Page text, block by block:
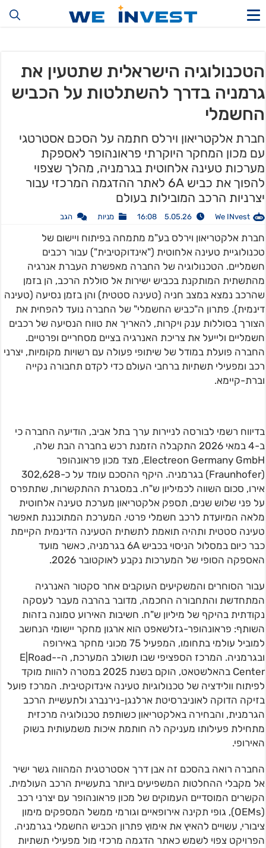
הטכנולוגיה הישראלית שתטעין את
גרמניה בדרך להשתלטות על הכביש
החשמלי
חברת אלקטריאון וירלס חתמה על הסכם אסטרטגי
עם מכון המחקר היוקרתי פראונהופר לאספקת
מערכות טעינה אלחוטית בגרמניה, מהלך שצפוי
להפוך את כביש 6A לאתר ההדגמה המרכזי עבור
יצרניות הרכב המובילות בעולם
We INvest
5.05.26 16:08 מניות הגב
חברת אלקטריאון וירלס בע"מ מתמחה בפיתוח ויישום של
טכנולוגיית טעינה אלחוטית ("אינדוקטיבית") עבור רכבים
חשמליים. הטכנולוגיה של החברה מאפשרת העברת אנרגיה
מהתשתית המותקנת בכביש ישירות אל סוללת הרכב, הן בזמן
שהרכב נמצא במצב חניה (טעינה סטטית) והן בזמן נסיעה (טעינה
דינמית). פתרון ה"כביש החשמלי" של החברה נועד להפחית את
הצורך בסוללות ענק ויקרות, להאריך את טווח הנסיעה של רכבים
חשמליים ולייעל את צריכת האנרגיה בציים מסחריים ופרטיים.
החברה פועלת במודל של שיתופי פעולה עם רשויות מקומיות, יצרני
רכב ומפעילי תשתיות ברחבי העולם כדי לקדם תחבורה נקייה
וברת-קיימא.
בדיווח רשמי לבורסה לניירות ערך בתל אביב, הודיעה החברה כי
ב-4 במאי 2026 התקבלה הזמנת רכש בחברה הבת שלה,
Electreon Germany GmbH, מצד מכון פראונהופר
(Fraunhofer) בגרמניה. היקף ההסכם עומד על כ-302,628
אירו, סכום השווה לכמיליון ש"ח. במסגרת ההתקשרות, שתתפרס
על פני שלוש שנים, תספק אלקטריאון מערכת טעינה אלחוטית
מלאה המיועדת לרכב חשמלי פרטי. המערכת המתוכננת תאפשר
טעינה סטטית ותהיה תואמת לתשתית הטעינה הדינמית הקיימת
כבר כיום במסלול הניסוי בכביש 6A בגרמניה, כאשר מועד
האספקה הסופי של המערכות נקבע לאוקטובר 2026.
עבור הסוחרים והמשקיעים העוקבים אחר סקטור האנרגיה
המתחדשת והתחבורה החכמה, מדובר בהרבה מעבר לעסקה
נקודתית בהיקף של מיליון ש"ח. חשיבות האירוע טמונה בזהות
השותף: פראונהופר-גזלשאפט הוא ארגון מחקר יישומי הנחשב
למוביל עולמי בתחומו, המפעיל 75 מכוני מחקר באירופה
ובגרמניה. המרכז הספציפי שבו תשולב המערכת, ה-E|Road-
Center בהאלשטאט, הוקם בשנת 2025 במטרה להוות מוקד
לפיתוח וולידציה של טכנולוגיות טעינה אינדוקטיבית. המרכז פועל
בזיקה הדוקה לאוניברסיטת ארלנגן-נירנברג ולתעשיית הרכב
הגרמנית, והבחירה באלקטריאון כשותפת טכנולוגיה מרכזית
מתחילת פעילותו מעניקה לה חותמת איכות משמעותית בשוק
האירופי.
החברה רואה בהסכם זה אבן דרך אסטרטגית המהווה גשר ישיר
אל מקבלי ההחלטות המשפיעים ביותר בתעשיית הרכב העולמית.
הקשרים המוסדיים העמוקים של מכון פראונהופר עם יצרני רכב
(OEMs), גופי תקינה אירופאיים וגורמי ממשל המספקים מימון
ציבורי, עשויים להאיץ את אימוץ פתרון הכביש החשמלי בגרמניה.
הפרויקט צפוי לשמש כאתר הדגמה מרכזי מול מפעילי תשתיות